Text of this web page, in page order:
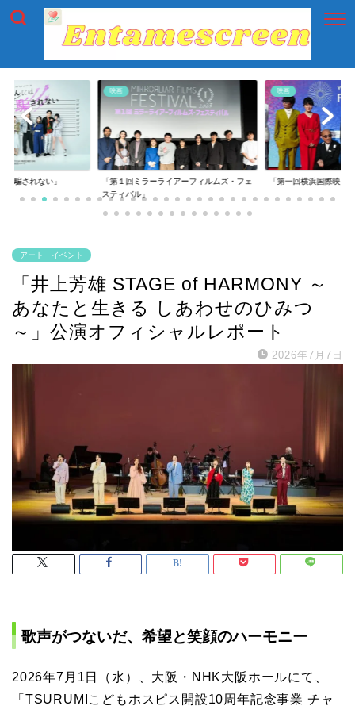
は騙されない」
映画
「第１回ミラーライアーフィルムズ・フェ
スティバル」
映画
「第一回横浜国際映画
アート イベント
「井上芳雄 STAGE of HARMONY ～
あなたと生きる しあわせのひみつ
～」公演オフィシャルレポート
2026年7月7日
歌声がつないだ、希望と笑顔のハーモニー
2026年7月1日（水）、大阪・NHK大阪ホールにて、
「TSURUMIこどもホスピス開設10周年記念事業 チャ